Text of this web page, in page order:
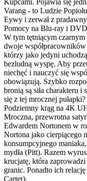
Kupcami. Pojawia się
Varang - to Ludzie
Eywy i zerwał z
Pomocy na Blu-ray i
W tym tętniącym
dwoje
którzy jako jedyni
bezludną wyspę. Aby
niechęć i nauczyć się
obowiązują. Szybko
bronią są siła charakteru
się z tej mrocznej pułapki?
Podziemny krąg na 4K
Mroczna, przewrotna
Edwardem Nortonem w
Nortona jako cierpiącego
konsumpcyjnego
mydła (Pitt). Razem
krucjatę, która
granic. Ponadto ich
Carter).